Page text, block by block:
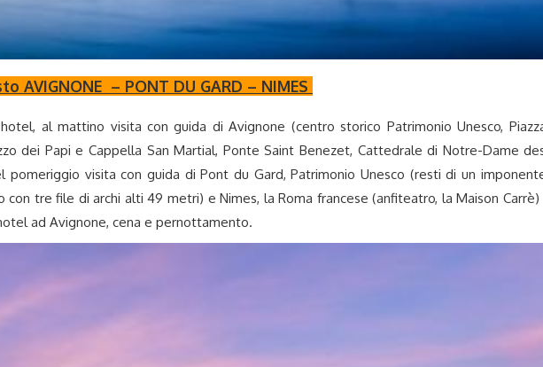
AVIGNONE – PONT DU GARD – NIMES
al mattino visita con guida di Avignone (centro storico Patrimonio Unesco,
dei Papi e Cappella San Martial, Ponte Saint Benezet, Cattedrale di Notre-Dame
pomeriggio visita con guida di Pont du Gard, Patrimonio Unesco (resti di un
con tre file di archi alti 49 metri) e Nimes, la Roma francese (anfiteatro, la Maison Carrè)
ad Avignone, cena e pernottamento.